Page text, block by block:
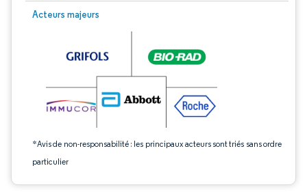
Acteurs majeurs
*Avis de non-responsabilité : les principaux acteurs sont triés sans ordre
particulier
Image © Mordor Intelligence. La réutilisation nécessite une attribution sous CC